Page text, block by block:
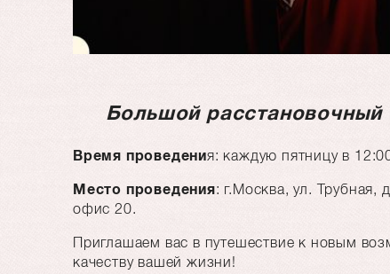
Большой
Время проведения: каждую пятницу в
Место проведения: г.Москва, ул.
офис 20.
Приглашаем вас в путешествие к новым
качеству вашей жизни!